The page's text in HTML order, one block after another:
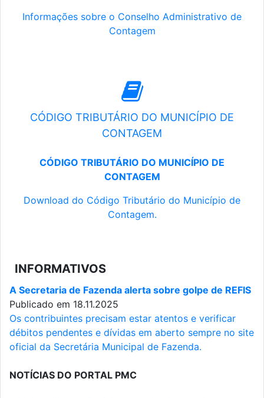
Informações sobre o Conselho Administrativo de
Contagem
CÓDIGO TRIBUTÁRIO DO MUNICÍPIO DE
CONTAGEM
CÓDIGO TRIBUTÁRIO DO MUNICÍPIO DE
CONTAGEM
Download do Código Tributário do Município de
Contagem.
INFORMATIVOS
A Secretaria de Fazenda alerta sobre golpe de REFIS
Publicado em 18.11.2025
Os contribuintes precisam estar atentos e verificar
débitos pendentes e dívidas em aberto sempre no site
oficial da Secretária Municipal de Fazenda.
NOTÍCIAS DO PORTAL PMC